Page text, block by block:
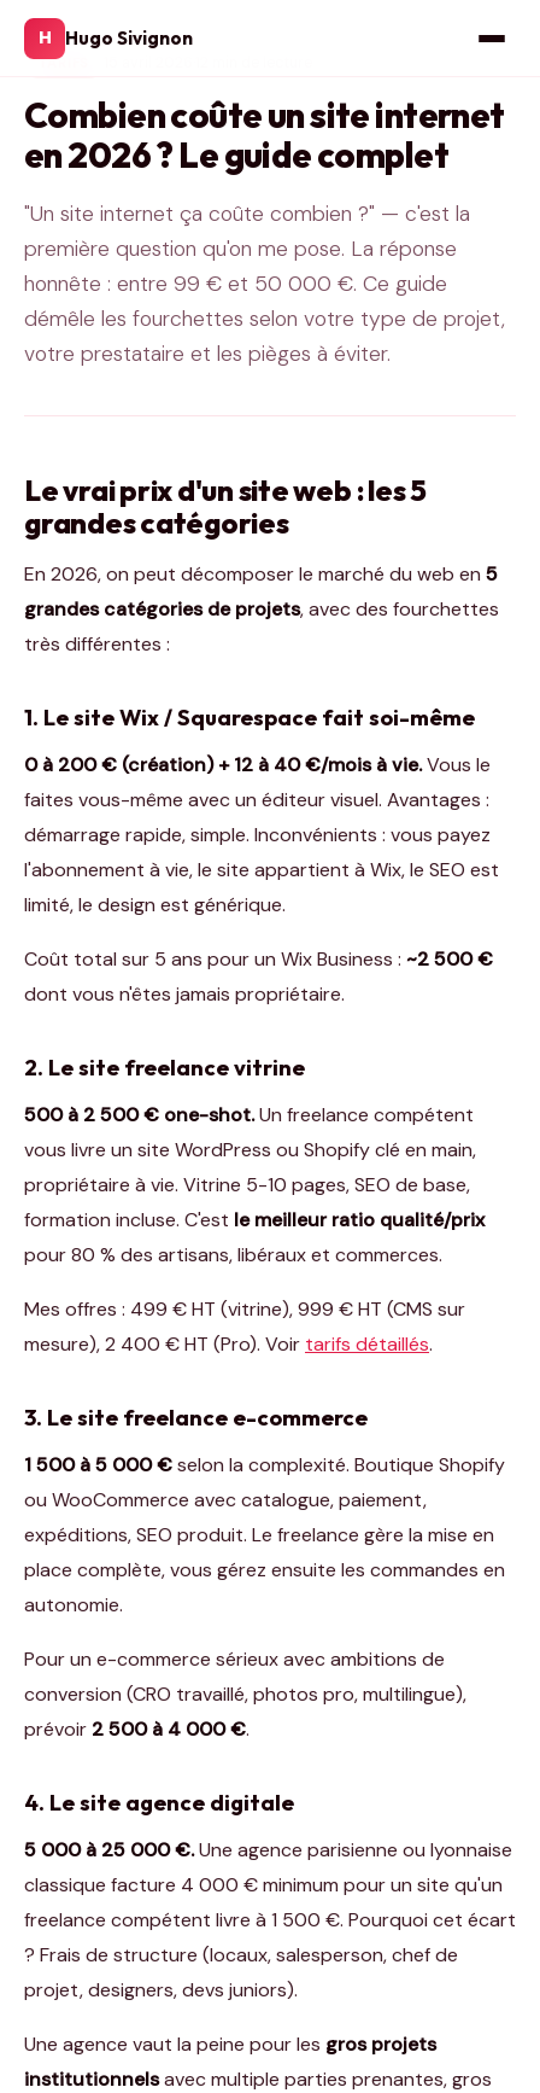
H Hugo Sivignon
TARIFS
Combien coûte un site internet
en 2026 ? Le guide complet
"Un site internet ça coûte combien ?" — c'est la
première question qu'on me pose. La réponse
honnête : entre 99 € et 50 000 €. Ce guide
démêle les fourchettes selon votre type de projet,
votre prestataire et les pièges à éviter.
Le vrai prix d'un site web : les 5
grandes catégories
En 2026, on peut décomposer le marché du web en 5
grandes catégories de projets, avec des fourchettes
très différentes :
1. Le site Wix / Squarespace fait soi-même
0 à 200 € (création) + 12 à 40 €/mois à vie.Vous le
faites vous-même avec un éditeur visuel. Avantages :
démarrage rapide, simple. Inconvénients : vous payez
l'abonnement à vie, le site appartient à Wix, le SEO est
limité, le design est générique.
Coût total sur 5 ans pour un Wix Business : ~2 500 €
dont vous n'êtes jamais propriétaire.
2. Le site freelance vitrine
500 à 2 500 € one-shot.Un freelance compétent
vous livre un site WordPress ou Shopify clé en main,
propriétaire à vie. Vitrine 5-10 pages, SEO de base,
formation incluse. C'est le meilleur ratio qualité/prix
pour 80 % des artisans, libéraux et commerces.
Mes offres : 499 € HT (vitrine), 999 € HT (CMS sur
mesure), 2 400 € HT (Pro). Voir tarifs détaillés.
3. Le site freelance e-commerce
1 500 à 5 000 €selon la complexité. Boutique Shopify
ou WooCommerce avec catalogue, paiement,
expéditions, SEO produit. Le freelance gère la mise en
place complète, vous gérez ensuite les commandes en
autonomie.
Pour un e-commerce sérieux avec ambitions de
conversion (CRO travaillé, photos pro, multilingue),
prévoir 2 500 à 4 000 €.
4. Le site agence digitale
5 000 à 25 000 €.Une agence parisienne ou lyonnaise
classique facture 4 000 € minimum pour un site qu'un
freelance compétent livre à 1 500 €. Pourquoi cet écart
? Frais de structure (locaux, salesperson, chef de
projet, designers, devs juniors).
Une agence vaut la peine pour les gros projets
institutionnelsavec multiple parties prenantes, gros